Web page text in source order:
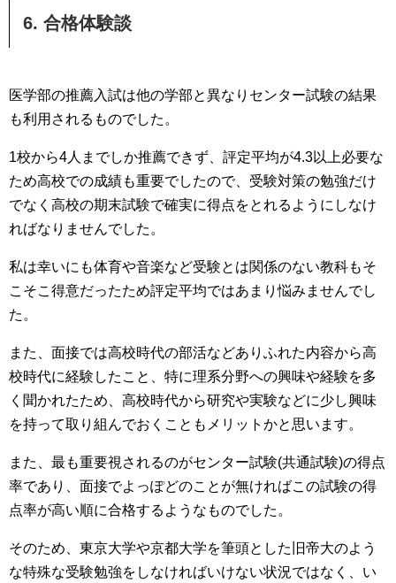
6. 合格体験談
医学部の推薦入試は他の学部と異なりセンター試験の結果
も利用されるものでした。
1校から4人までしか推薦できず、評定平均が4.3以上必要な
ため高校での成績も重要でしたので、受験対策の勉強だけ
でなく高校の期末試験で確実に得点をとれるようにしなけ
ればなりませんでした。
私は幸いにも体育や音楽など受験とは関係のない教科もそ
こそこ得意だったため評定平均ではあまり悩みませんでし
た。
また、面接では高校時代の部活などありふれた内容から高
校時代に経験したこと、特に理系分野への興味や経験を多
く聞かれたため、高校時代から研究や実験などに少し興味
を持って取り組んでおくこともメリットかと思います。
また、最も重要視されるのがセンター試験(共通試験)の得点
率であり、面接でよっぽどのことが無ければこの試験の得
点率が高い順に合格するようなものでした。
そのため、東京大学や京都大学を筆頭とした旧帝大のよう
な特殊な受験勉強をしなければいけない状況ではなく、い